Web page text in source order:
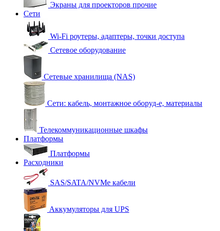
Экраны для проекторов прочие
Сети
Wi-Fi роутеры, адаптеры, точки доступа
Сетевое оборудование
Сетевые хранилища (NAS)
Сети: кабель, монтажное оборуд-е, материалы
Телекоммуникационные шкафы
Платформы
Платформы
Расходники
SAS/SATA/NVMe кабели
Аккумуляторы для UPS